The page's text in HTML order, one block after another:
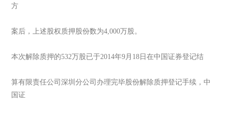
方
案后，上述股权质押股份数为4,000万股。
本次解除质押的532万股已于2014年9月18日在中国证券登记结
算有限责任公司深圳分公司办理完毕股份解除质押登记手续，中
国证